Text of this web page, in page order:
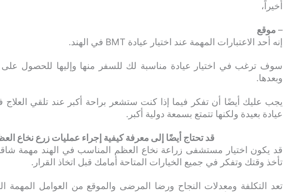
أخيراً،
– موقع
إنه أحد الاعتبارات المهمة عند اختيار عيادة BMT في الهند.
سوف ترغب في اختيار عيادة مناسبة لك للسفر منها وإليها للحصول على
وبعدها.
يجب عليك أيضًا أن تفكر فيما إذا كنت ستشعر براحة أكبر عند تلقي
عيادة بعيدة ولكنها تتمتع بسمعة دولية أكبر.
قد تحتاج أيضًا إلى معرفة كيفية إجراء عمليات زرع نخاع
قد يكون اختيار مستشفى زراعة نخاع العظم المناسب في الهند مهمة
تأخذ وقتك وتفكر في جميع الخيارات المتاحة أمامك قبل اتخاذ القرار.
تعد التكلفة ومعدلات النجاح ورضا المرضى والموقع من العوامل المهمة